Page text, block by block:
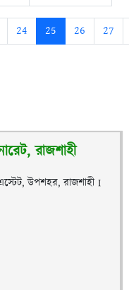
24 25 26 27
রাজশাহী
উপশহর, রাজশাহী I